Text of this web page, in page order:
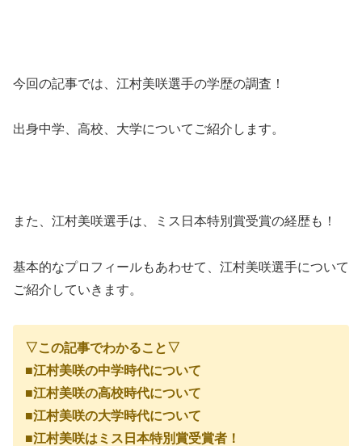
今回の記事では、江村美咲選手の学歴の調査！
出身中学、高校、大学についてご紹介します。
また、江村美咲選手は、 ミス日本特別賞受賞の経歴も！
基本的なプロフィールもあわせて、江村美咲選手について
ご紹介していきます。
▽この記事でわかること▽
■江村美咲の中学時代について
■江村美咲の高校時代について
■江村美咲の大学時代について
■江村美咲はミス日本特別賞受賞者！